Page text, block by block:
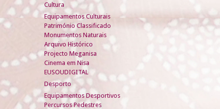
Cultura
Equipamentos Culturais
Património Classificado
Monumentos Naturais
Arquivo Histórico
Projecto Meganisa
Cinema em Nisa
EUSOUDIGITAL
Desporto
Equipamentos Desportivos
Percursos Pedestres